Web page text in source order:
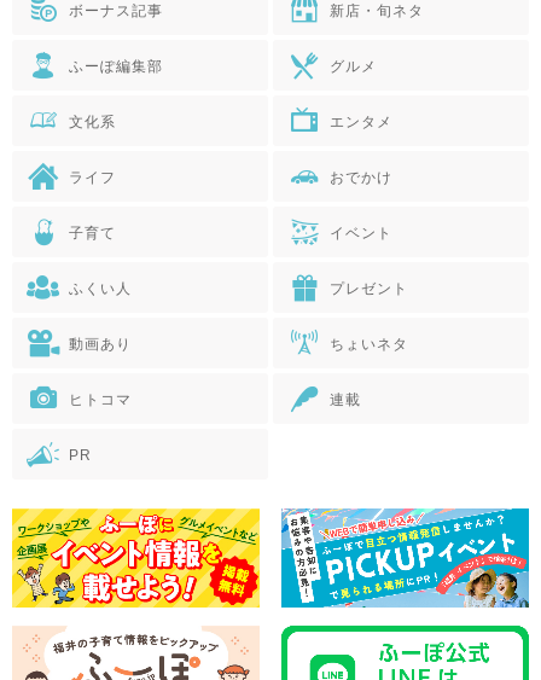
ボーナス記事 新店・旬ネタ
ふーぽ編集部 グルメ
文化系 エンタメ
ライフ おでかけ
子育て イベント
ふくい人 プレゼント
動画あり ちょいネタ
ヒトコマ 連載
PR